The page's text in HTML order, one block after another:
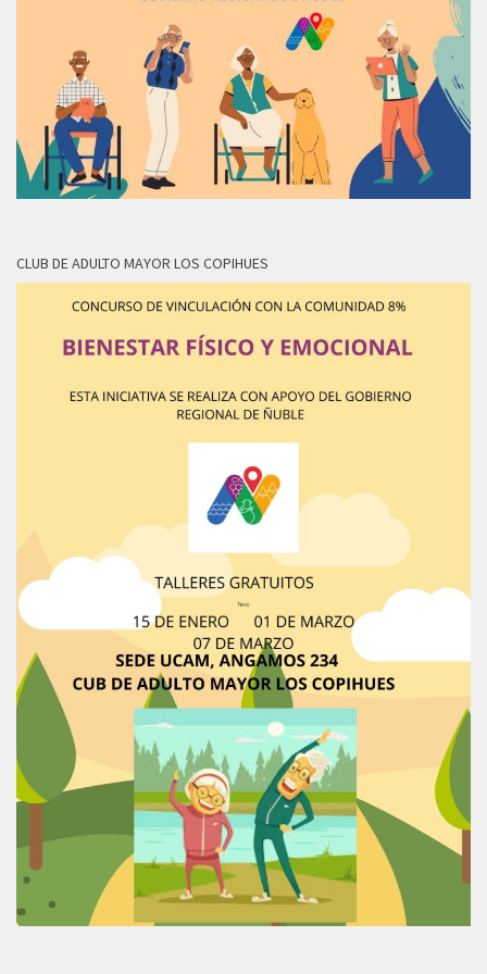
CLUB DE ADULTO MAYOR LOS COPIHUES